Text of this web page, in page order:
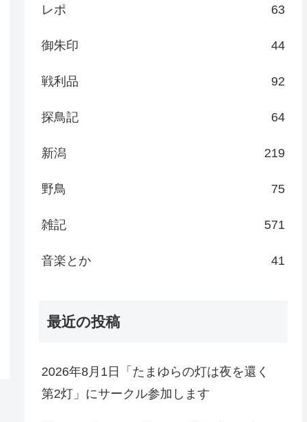
レポ 63
御朱印 44
戦利品 92
探鳥記 64
新潟 219
野鳥 75
雑記 571
音楽とか 41
最近の投稿
2026年8月1日「たまゆらの灯は夜を還く
第2灯」にサークル参加します